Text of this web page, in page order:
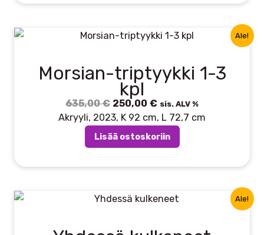
Ale!
Morsian-triptyykki 1-3
kpl
635,00€ Alkuperäinen
hinta
oli:
635,00 €.
250,00 € Nykyinen
hinta
on:
250,00 €.
sis. ALV %
Akryyli, 2023, K 92 cm, L 72,7 cm
Lisää ostoskoriin
Ale!